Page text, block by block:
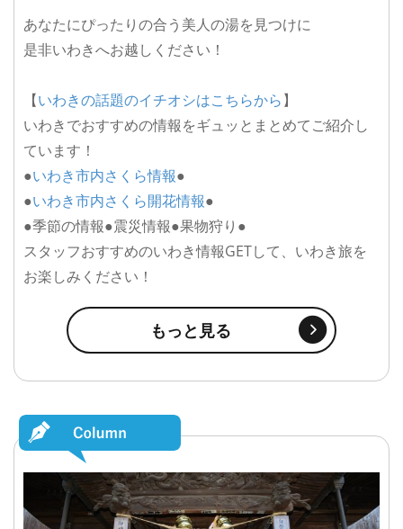
あなたにぴったりの合う美人の湯を見つけに
是非いわきへお越しください！
【いわきの話題のイチオシはこちらから】
いわきでおすすめの情報をギュッとまとめてご紹介し
ています！
●いわき市内さくら情報●
●いわき市内さくら開花情報●
●季節の情報●震災情報●果物狩り●
スタッフおすすめのいわき情報GETして、いわき旅を
お楽しみください！
もっと見る